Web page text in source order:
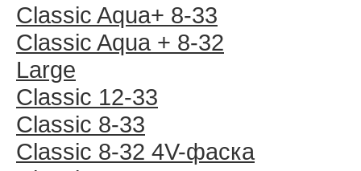
Classic Aqua+ 8-33
Classic Aqua + 8-32
Large
Classic 12-33
Classic 8-33
Classic 8-32 4V-фаска